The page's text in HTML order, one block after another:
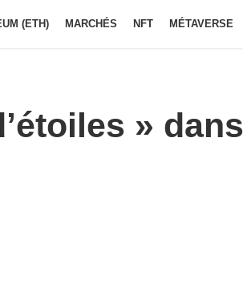
(ETH) MARCHÉS NFT MÉTAVERSE
» dans